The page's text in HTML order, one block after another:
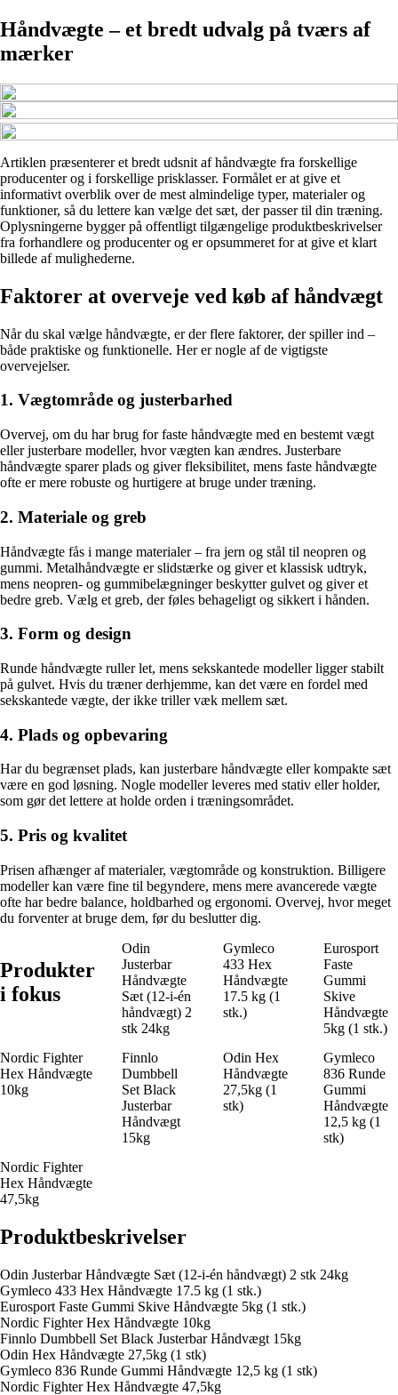
Håndvægte – et bredt udvalg på tværs af
mærker
Artiklen præsenterer et bredt udsnit af håndvægte fra forskellige
producenter og i forskellige prisklasser. Formålet er at give et
informativt overblik over de mest almindelige typer, materialer og
funktioner, så du lettere kan vælge det sæt, der passer til din træning.
Oplysningerne bygger på offentligt tilgængelige produktbeskrivelser
fra forhandlere og producenter og er opsummeret for at give et klart
billede af mulighederne.
Faktorer at overveje ved køb af håndvægt
Når du skal vælge håndvægte, er der flere faktorer, der spiller ind –
både praktiske og funktionelle. Her er nogle af de vigtigste
overvejelser.
1. Vægtområde og justerbarhed
Overvej, om du har brug for faste håndvægte med en bestemt vægt
eller justerbare modeller, hvor vægten kan ændres. Justerbare
håndvægte sparer plads og giver fleksibilitet, mens faste håndvægte
ofte er mere robuste og hurtigere at bruge under træning.
2. Materiale og greb
Håndvægte fås i mange materialer – fra jern og stål til neopren og
gummi. Metalhåndvægte er slidstærke og giver et klassisk udtryk,
mens neopren- og gummibelægninger beskytter gulvet og giver et
bedre greb. Vælg et greb, der føles behageligt og sikkert i hånden.
3. Form og design
Runde håndvægte ruller let, mens sekskantede modeller ligger stabilt
på gulvet. Hvis du træner derhjemme, kan det være en fordel med
sekskantede vægte, der ikke triller væk mellem sæt.
4. Plads og opbevaring
Har du begrænset plads, kan justerbare håndvægte eller kompakte sæt
være en god løsning. Nogle modeller leveres med stativ eller holder,
som gør det lettere at holde orden i træningsområdet.
5. Pris og kvalitet
Prisen afhænger af materialer, vægtområde og konstruktion. Billigere
modeller kan være fine til begyndere, mens mere avancerede vægte
ofte har bedre balance, holdbarhed og ergonomi. Overvej, hvor meget
du forventer at bruge dem, før du beslutter dig.
Produkter
i fokus
Odin
Justerbar
Håndvægte
Sæt (12-i-én
håndvægt) 2
stk 24kg
Gymleco
433 Hex
Håndvægte
17.5 kg (1
stk.)
Eurosport
Faste
Gummi
Skive
Håndvægte
5kg (1 stk.)
Nordic Fighter
Hex Håndvægte
10kg
Finnlo
Dumbbell
Set Black
Justerbar
Håndvægt
15kg
Odin Hex
Håndvægte
27,5kg (1
stk)
Gymleco
836 Runde
Gummi
Håndvægte
12,5 kg (1
stk)
Nordic Fighter
Hex Håndvægte
47,5kg
Produktbeskrivelser
Odin Justerbar Håndvægte Sæt (12-i-én håndvægt) 2 stk 24kg
Gymleco 433 Hex Håndvægte 17.5 kg (1 stk.)
Eurosport Faste Gummi Skive Håndvægte 5kg (1 stk.)
Nordic Fighter Hex Håndvægte 10kg
Finnlo Dumbbell Set Black Justerbar Håndvægt 15kg
Odin Hex Håndvægte 27,5kg (1 stk)
Gymleco 836 Runde Gummi Håndvægte 12,5 kg (1 stk)
Nordic Fighter Hex Håndvægte 47,5kg